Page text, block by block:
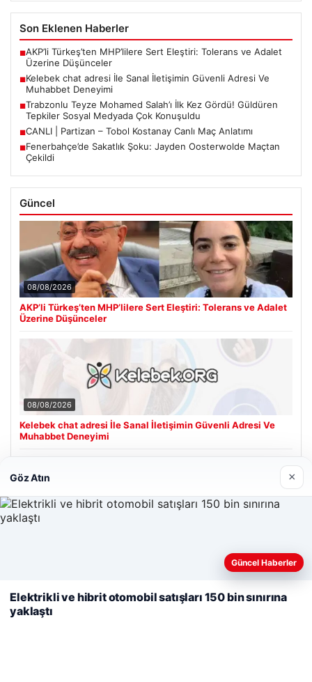
Son Eklenen Haberler
■AKP’li Türkeş’ten MHP’lilere Sert Eleştiri: Tolerans ve Adalet
Üzerine Düşünceler
■Kelebek chat adresi İle Sanal İletişimin Güvenli Adresi Ve
Muhabbet Deneyimi
■Trabzonlu Teyze Mohamed Salah’ı İlk Kez Gördü! Güldüren
Tepkiler Sosyal Medyada Çok Konuşuldu
■CANLI | Partizan – Tobol Kostanay Canlı Maç Anlatımı
■Fenerbahçe’de Sakatlık Şoku: Jayden Oosterwolde Maçtan
Çekildi
Güncel
08/08/2026
AKP’li Türkeş’ten MHP’lilere Sert Eleştiri: Tolerans ve Adalet
Üzerine Düşünceler
08/08/2026
Kelebek chat adresi İle Sanal İletişimin Güvenli Adresi Ve
Muhabbet Deneyimi
Cengiz Sigorta
Web sitemizi nasıl kullandığınızı daha iyi anlayabilmek,
kullanıyoruz.
Çerez Politikamız
Reddet
Göz Atın ×
Güncel Haberler
Elektrikli ve hibrit otomobil satışları 150 bin sınırına
yaklaştı